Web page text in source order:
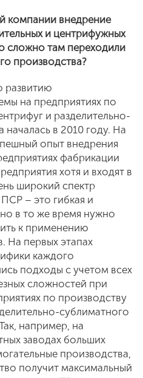
компании внедрение
и центрифужных
сложно там переходили
производства?
развитию
на предприятиях по
и разделительно-
в 2010 году. На
опыт внедрения
фабрикации
хотя и входят в
широкий спектр
– это гибкая и
в то же время нужно
к применению
На первых этапах
каждого
подходы с учетом всех
сложностей при
по производству
сублиматного
например, на
заводах больших
производства,
получит максимальный